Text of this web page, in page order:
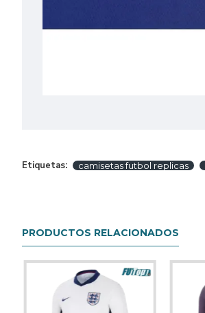
Etiquetas: camisetas futbol replicas
PRODUCTOS RELACIONADOS